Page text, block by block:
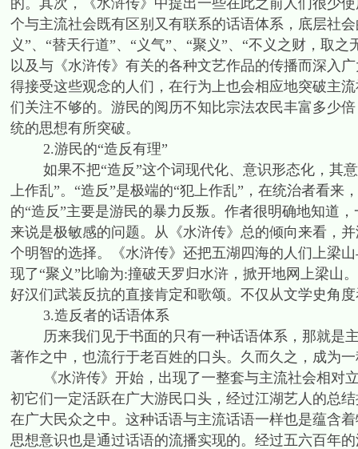
的。其次，《水浒传》中提出一些在此之前人们很少
个与主流社会既有区别又有联系的话语体系，底层社
义”、“替天行道”、“义气”、“聚义”、“不义之财，取
以及与《水浒传》有关的各种文艺作品的传播而深入
得接受这些观念的人们，在行为上也会相应地突破主
们关注不够的。游民的阅历不知比宗法农民丰富多少
统的思想有所突破。
2.游民的“造反有理”
如果不把“造反”这个词现代化、意识形态化，其意
上作乱”。“造反”是极端的“犯上作乱”，在统治者看来
的“造反”主要是游民的暴力反叛。作者很明确地知道
来说是极敏感的问题。从《水浒传》总的倾向来看，
个明智的选择。《水浒传》还把五湖四海的人们上梁
现了“聚义”比喻为:撞破天罗归水浒，掀开地网上梁山
好汉们武装反抗的直接肯定和歌颂。不仅从文学史角
3.造反者的话语体系
历来我们见于书面的只有一种话语体系，那就是主
著作之中，也流行于老百姓的口头。久而久之，成为
《水浒传》开始，出现了一整套与主流社会相对立
初它们一定活跃在广大游民口头，经过江湖艺人的总
在广大民众之中。这种话语与主流话语一样也是蕴含
思想意识也是通过话语的流播实现的。经过五六百年